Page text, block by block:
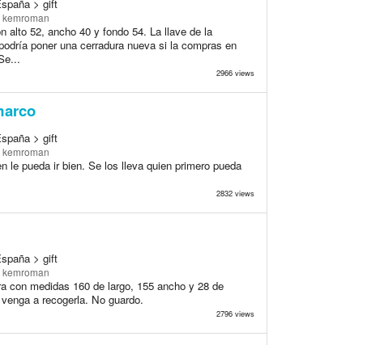
> gift
alto 52, ancho 40 y fondo 54. La llave de la
poner una cerradura nueva si la compras en
2966 views
> gift
le pueda ir bien. Se los lleva quien primero pueda
2832 views
> gift
con medidas 160 de largo, 155 ancho y 28 de
a recogerla. No guardo.
2796 views